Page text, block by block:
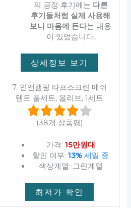
의 긍정 후기에는 다른
후기들처럼 실제 사용해
보니 마음에 든다는 내용
이 있었습니다.
상세정보 보기
7. 인앤캠핑 타프스크린 메쉬
텐트 풀세트, 올리브, 1세트
(38개 상품평)
가격: 15만원대
할인 여부:13% 세일 중
색상계열: 그린계열
최저가 확인